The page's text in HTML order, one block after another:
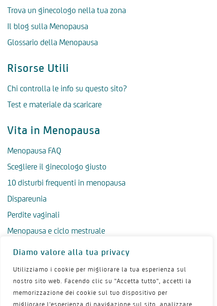
Diamo valore alla tua privacy
Utilizziamo i cookie per migliorare la tua esperienza sul
nostro sito web. Facendo clic su "Accetta tutto", accetti la
memorizzazione dei cookie sul tuo dispositivo per
migliorare l'esperienza di navigazione sul sito, analizzare
Trova un ginecologo nella tua zona
Il blog sulla Menopausa
Glossario della Menopausa
Risorse Utili
Chi controlla le info su questo sito?
Test e materiale da scaricare
Vita in Menopausa
Menopausa FAQ
Scegliere il ginecologo giusto
10 disturbi frequenti in menopausa
Dispareunia
Perdite vaginali
Menopausa e ciclo mestruale
Menopausa precoce
Salute psicologica in menopausa
Igiene intima in menopausa